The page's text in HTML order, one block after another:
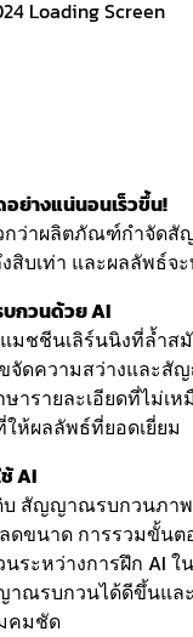
ย่างแน่นอนเร็วขึ้น!
ร็วกว่าผลิตภัณฑ์กำจัด
สิบเท่า และผลลัพธ์จ
กวนด้วย AI
มชชีนเลิร์นนิงที่ล้ำสมั
ขจัดความสว่างและ
ารายละเอียดที่ไม่เห
ห้ผลลัพธ์ที่ยอดเยี่ยม
AI
บ สัญญาณรบกวนภา
ดขนาด การรวมขั้นต
ะหว่างการฝึก AI ใน
ณรบกวนได้ดีขึ้นแล
คมชัด